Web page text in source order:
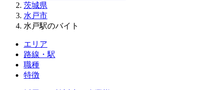
茨城県
水戸市
水戸駅のバイト
エリア
路線・駅
職種
特徴